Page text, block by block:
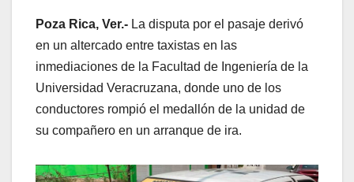
Poza Rica, Ver.- La disputa por el pasaje derivó
en un altercado entre taxistas en las
inmediaciones de la Facultad de Ingeniería de la
Universidad Veracruzana, donde uno de los
conductores rompió el medallón de la unidad de
su compañero en un arranque de ira.